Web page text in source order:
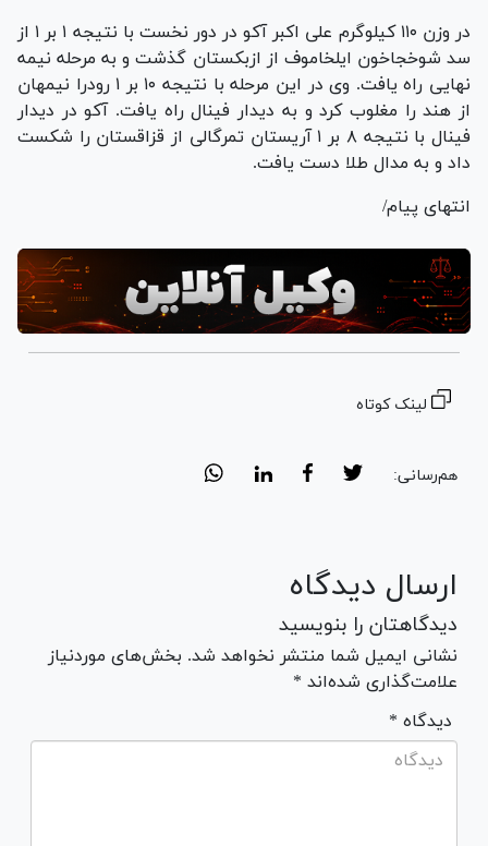
در وزن ۱۱۰ کیلوگرم علی اکبر آکو در دور نخست با نتیجه ۱ بر ۱ از
سد شوخجاخون ایلخاموف از ازبکستان گذشت و به مرحله نیمه
نهایی راه یافت. وی در این مرحله با نتیجه ۱۰ بر ۱ رودرا نیمهان
از هند را مغلوب کرد و به دیدار فینال راه یافت. آکو در دیدار
فینال با نتیجه ۸ بر ۱ آریستان تمرگالی از قزاقستان را شکست
داد و به مدال طلا دست یافت.
انتهای پیام/
لینک کوتاه
هم‌رسانی:
ارسال دیدگاه
دیدگاهتان را بنویسید
نشانی ایمیل شما منتشر نخواهد شد. بخش‌های موردنیاز
علامت‌گذاری شده‌اند *
* دیدگاه